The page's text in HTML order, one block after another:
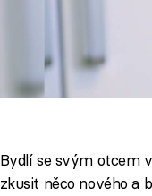
Bydlí se svým otcem
zkusit něco nového a